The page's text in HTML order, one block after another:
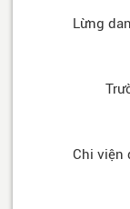
Lừng
Chi viện